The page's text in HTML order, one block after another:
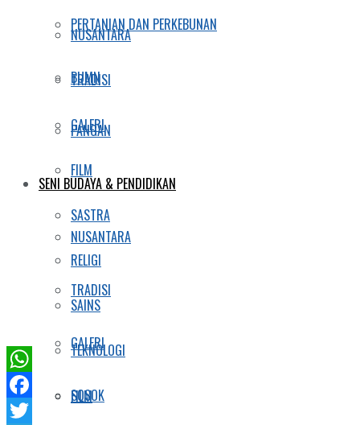
NUSANTARA
TRADISI
GALERI
FILM
SASTRA
RELIGI
SAINS
TEKNOLOGI
SOSOK
PERTANIAN DAN PERKEBUNAN
BUMN
PANGAN
SENI BUDAYA & PENDIDIKAN
NUSANTARA
TRADISI
GALERI
FILM
WhatsApp
Facebook